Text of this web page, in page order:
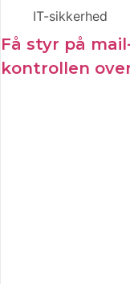
IT-sikkerhed
Få styr på
kontrollen